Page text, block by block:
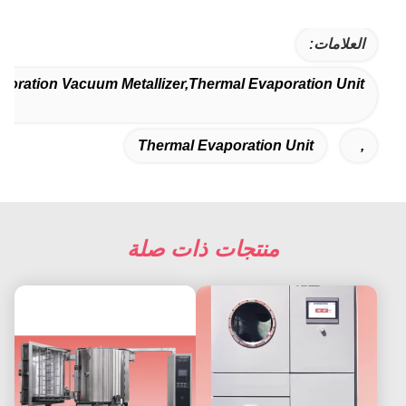
العلامات:
Vacuum Metallizer,thermal Evaporation Unit
Thermal Evaporation Unit
منتجات ذات صلة